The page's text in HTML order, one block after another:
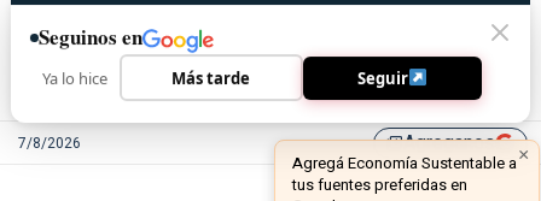
7/8/2026 library_addAgreganos
Seguinos en
Ya lo hice Más tarde Seguir